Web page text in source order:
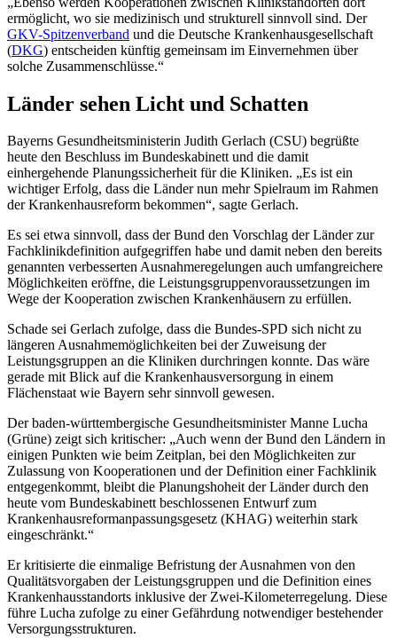
ermöglicht, wo sie medizinisch und strukturell sinnvoll sind. Der
GKV-Spitzenverband und die Deutsche Krankenhausgesellschaft
(DKG) entscheiden künftig gemeinsam im Einvernehmen über
solche Zusammenschlüsse.“
Länder sehen Licht und Schatten
Bayerns Gesundheitsministerin Judith Gerlach (CSU) begrüßte
heute den Beschluss im Bundeskabinett und die damit
einhergehende Planungssicherheit für die Kliniken. „Es ist ein
wichtiger Erfolg, dass die Länder nun mehr Spielraum im Rahmen
der Krankenhausreform bekommen“, sagte Gerlach.
Es sei etwa sinnvoll, dass der Bund den Vorschlag der Länder zur
Fachklinikdefinition aufgegriffen habe und damit neben den bereits
genannten verbesserten Ausnahmeregelungen auch umfangreichere
Möglichkeiten eröffne, die Leistungsgruppenvoraussetzungen im
Wege der Kooperation zwischen Krankenhäusern zu erfüllen.
Schade sei Gerlach zufolge, dass die Bundes-SPD sich nicht zu
längeren Ausnahmemöglichkeiten bei der Zuweisung der
Leistungsgruppen an die Kliniken durchringen konnte. Das wäre
gerade mit Blick auf die Krankenhausversorgung in einem
Flächenstaat wie Bayern sehr sinnvoll gewesen.
Der baden-württembergische Gesundheitsminister Manne Lucha
(Grüne) zeigt sich kritischer: „Auch wenn der Bund den Ländern in
einigen Punkten wie beim Zeitplan, bei den Möglichkeiten zur
Zulassung von Kooperationen und der Definition einer Fachklinik
entgegenkommt, bleibt die Planungshoheit der Länder durch den
heute vom Bundeskabinett beschlossenen Entwurf zum
Krankenhausreformanpassungsgesetz (KHAG) weiterhin stark
eingeschränkt.“
Er kritisierte die einmalige Befristung der Ausnahmen von den
Qualitätsvorgaben der Leistungsgruppen und die Definition eines
Krankenhausstandorts inklusive der Zwei-Kilometerregelung. Diese
führe Lucha zufolge zu einer Gefährdung notwendiger bestehender
Versorgungsstrukturen.